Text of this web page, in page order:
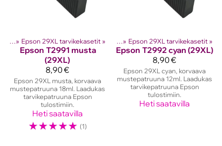
‪» Epson 29XL tarvikekasetit ‪»
Epson T2991 musta
(29XL)
8,90 €
Epson 29XL musta, korvaava
mustepatruuna 18ml. Laadukas
tarvikepatruuna Epson
tulostimiin.
Heti saatavilla
☆☆☆☆☆ (1)
kasetit‪» Epson mustekasetit ‪» Epson 29XL tarvikekasetit ‪»
Epson T2992 cyan (29XL)
8,90 €
Epson 29XL cyan, korvaava
mustepatruuna 12ml. Laadukas
tarvikepatruuna Epson
tulostimiin.
Heti saatavilla